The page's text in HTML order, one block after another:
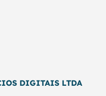
DIGITAIS LTDA